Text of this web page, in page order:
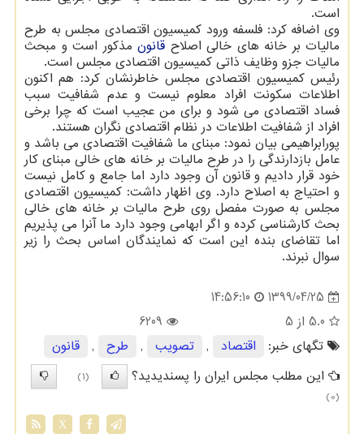
است.
وی اضافه کرد: فلسفه ورود کمیسیون اقتصادی مجلس به طرح
مالیات بر خانه های خالی اصلاح قانون مذکور است و مبحث
مالیات جزو وظایف ذاتی کمیسیون اقتصادی مجلس است.
رئیس کمیسیون اقتصادی مجلس خاطرنشان کرد: هم اکنون
اطلاعات سکونت افراد معلوم نیست و عدم شفافیت سبب
فساد اقتصادی می شود و برای من عجیب است که چرا برخی
افراد از شفافیت اطلاعات در نظام اقتصادی نگران هستند.
پورابراهیمی بیان نمود: مبنای ما شفافیت اقتصادی می باشد و
عامل بازدارندگی را در طرح مالیات بر خانه های خالی مبنای کار
خود قرار دادیم و قانون آن وجود دارد اما جامع و کامل نیست
و احتیاج به اصلاح دارد. وی اظهار داشت: کمیسیون اقتصادی
مجلس به صورت مفصل روی طرح مالیات بر خانه های خالی
بحث کارشناسی کرده و اگر ابهامی وجود دارد ما آنرا می پذیریم
اما تقاضای بنده این است که نمایندگان اساس بحث را زیر
سوال نبرند.
1399/04/25
14:56:10
5.0 از 5
6209
تگهای خبر:
اقتصاد , تصویب , طرح ,
قانون
این مطلب مجلس ایران را پسندیدید؟
(1)
(0)
X